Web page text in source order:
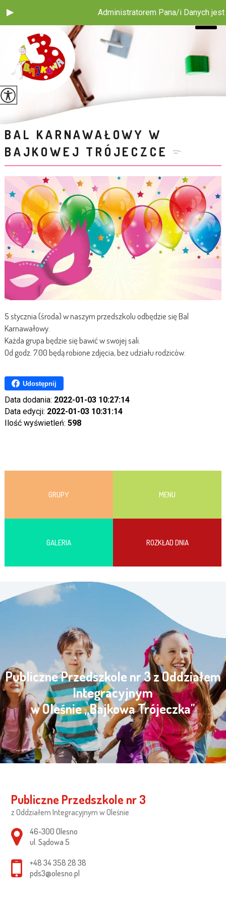
Administratorem Pana/i Danych jest
BAL KARNAWAŁOWY W
BAJKOWEJ TRÓJECZCE
5 stycznia (środa) w naszym przedszkolu odbędzie się Bal
Karnawałowy.
Każda grupa będzie się bawić w swojej sali.
Od godz. 7.00 będą robione zdjęcia, bez udziału rodziców.
Udostępnij
Data dodania: 2022-01-03 10:27:14
Data edycji: 2022-01-03 10:31:14
Ilość wyświetleń: 598
GRUPY MENU
GALERIA ROZKŁAD DNIA
Publiczne Przedszkole nr 3 z Oddziałem
Integracyjnym
w Oleśnie „Bajkowa Trójeczka"
Publiczne Przedszkole nr 3
z Oddziałem Integracyjnym w Oleśnie
Adres pocztowy:
46-300 Olesno
ul. Sądowa 5
+48 34 358 28 38
pds3@olesno.pl